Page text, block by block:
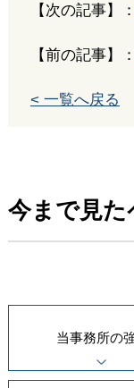
【次の記事】：
【前の記事】：
< 一覧へ戻る
今まで見た
当事務所の